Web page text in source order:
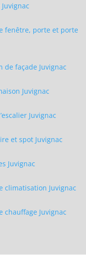
fenêtre, porte et porte
façade Juvignac
Juvignac
Juvignac
et spot Juvignac
Juvignac
climatisation Juvignac
chauffage Juvignac